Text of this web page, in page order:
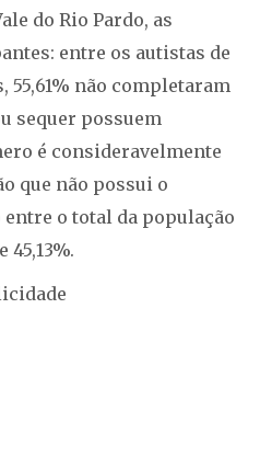
do Rio Pardo, as
entre os autistas de
55,61% não completaram
sequer possuem
é consideravelmente
que não possui o
o total da população
45,13%.